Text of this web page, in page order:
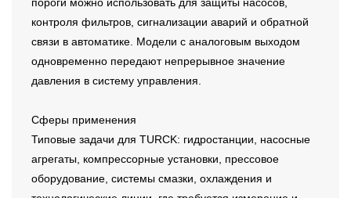
пороги можно использовать для защиты насосов,
контроля фильтров, сигнализации аварий и обратной
связи в автоматике. Модели с аналоговым выходом
одновременно передают непрерывное значение
давления в систему управления.
Сферы применения
Типовые задачи для TURCK: гидростанции, насосные
агрегаты, компрессорные установки, прессовое
оборудование, системы смазки, охлаждения и